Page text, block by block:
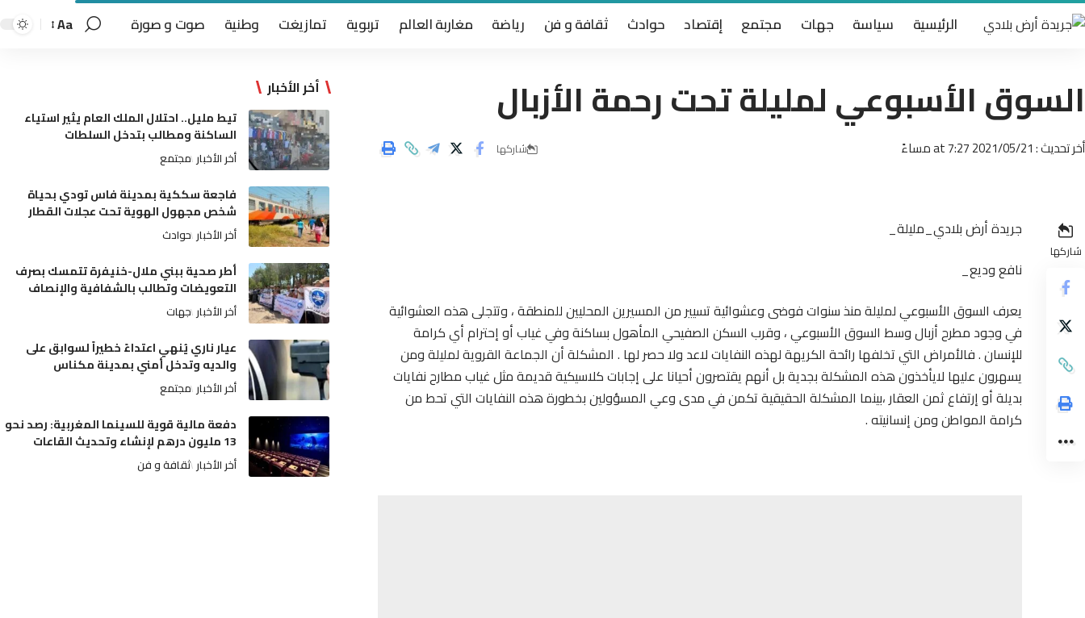
الرئيسية سياسة جهات مجتمع إقتصاد حوادث ثقافة و فن رياضة مغاربة العالم تربوية تمازيغت وطنية صوت و صورة Aa
السوق الأسبوعي لمليلة تحت رحمة الأزبال
أخر تحديث : 2021/05/21 at 7:27 مساءً شاركها
شاركها
جريدة أرض بلادي_مليلة_
نافع وديع_
يعرف السوق الأسبوعي لمليلة منذ سنوات فوضى وعشوائية تسيير من المسيرين المحليين للمنطقة ، وتتجلى هذه العشوائية
في وجود مطرح أزبال وسط السوق الأسبوعي ، وقرب السكن الصفيحي المأهول بساكنة وفي غياب أو إحترام أي كرامة
للإنسان . فالأمراض التي تخلفها رائحة الكريهة لهذه النفايات لاعد ولا حصر لها . المشكلة أن الجماعة القروية لمليلة ومن
يسهرون عليها لايأخذون هذه المشكلة بجدية بل أنهم يقتصرون أحيانا على إجابات كلاسيكية قديمة مثل غياب مطارح نفايات
بديلة أو إرتفاع ثمن العقار ،بينما المشكلة الحقيقية تكمن في مدى وعي المسؤولين بخطورة هذه النفايات التي تحط من
كرامة المواطن ومن إنسانيته .
أخر الأخبار
تيط مليل.. احتلال الملك العام يثير استياء
الساكنة ومطالب بتدخل السلطات
أخر الأخبار مجتمع
فاجعة سككية بمدينة فاس تودي بحياة
شخص مجهول الهوية تحت عجلات القطار
أخر الأخبار حوادث
أطر صحية ببني ملال-خنيفرة تتمسك بصرف
التعويضات وتطالب بالشفافية والإنصاف
أخر الأخبار جهات
عيار ناري يُنهي اعتداءً خطيراً لسوابق على
والديه وتدخل أمني بمدينة مكناس
أخر الأخبار مجتمع
دفعة مالية قوية للسينما المغربية: رصد نحو
13 مليون درهم لإنشاء وتحديث القاعات
أخر الأخبار ثقافة و فن